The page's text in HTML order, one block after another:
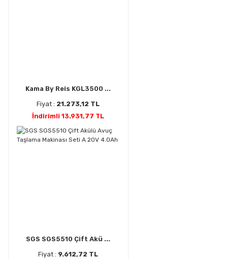
Kama By Reis KGL3500 ...
Fiyat : 21.273,12 TL
İndirimli 13.931,77 TL
SGS SGS5510 Çift Akü ...
Fiyat : 9.612,72 TL